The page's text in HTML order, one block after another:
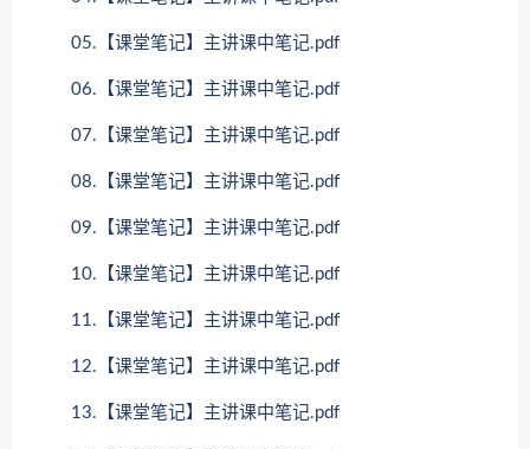
05.【课堂笔记】主讲课中笔记.pdf
06.【课堂笔记】主讲课中笔记.pdf
07.【课堂笔记】主讲课中笔记.pdf
08.【课堂笔记】主讲课中笔记.pdf
09.【课堂笔记】主讲课中笔记.pdf
10.【课堂笔记】主讲课中笔记.pdf
11.【课堂笔记】主讲课中笔记.pdf
12.【课堂笔记】主讲课中笔记.pdf
13.【课堂笔记】主讲课中笔记.pdf